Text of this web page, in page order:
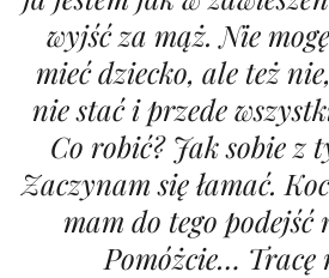
wyjść za mąż. Nie
mieć dziecko, ale też
nie stać i przede
Co robić? Jak sobie z
Zaczynam się łamać.
mam do tego
Pomóżcie… Tracę